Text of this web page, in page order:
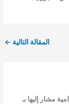
المقالة التالية ←
مشار إليها بـ